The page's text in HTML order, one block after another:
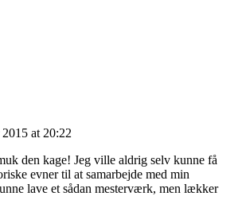
at 20:22
den kage! Jeg ville aldrig selv kunne få
evner til at samarbejde med min
lave et sådan mesterværk, men lækker